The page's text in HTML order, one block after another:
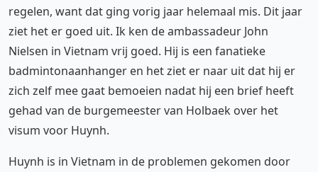
regelen, want dat ging vorig jaar helemaal mis. Dit jaar
ziet het er goed uit. Ik ken de ambassadeur John
Nielsen in Vietnam vrij goed. Hij is een fanatieke
badmintonaanhanger en het ziet er naar uit dat hij er
zich zelf mee gaat bemoeien nadat hij een brief heeft
gehad van de burgemeester van Holbaek over het
visum voor Huynh.
Huynh is in Vietnam in de problemen gekomen door